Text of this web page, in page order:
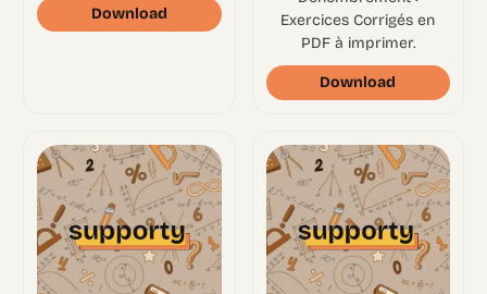
Download
Exercices Corrigés en
PDF à imprimer.
Download